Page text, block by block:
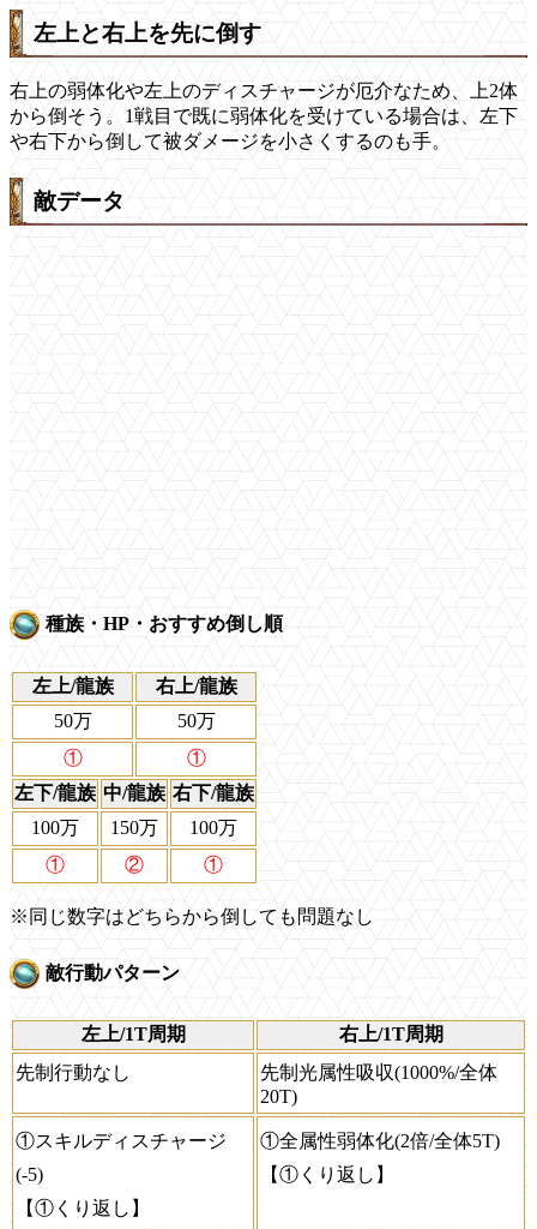
左上と右上を先に倒す
右上の弱体化や左上のディスチャージが厄介なため、上2体
から倒そう。1戦目で既に弱体化を受けている場合は、左下
や右下から倒して被ダメージを小さくするのも手。
敵データ
種族・HP・おすすめ倒し順
左上/龍族
右上/龍族
50万
50万
①
①
左下/龍族 中/龍族 右下/龍族
100万
150万
100万
①
② ①
※同じ数字はどちらから倒しても問題なし
敵行動パターン
左上/1T周期
右上/1T周期
先制行動なし
先制光属性吸収(1000%/全体
20T)
①スキルディスチャージ
(-5)
【①くり返し】
①全属性弱体化(2倍/全体5T)
【①くり返し】